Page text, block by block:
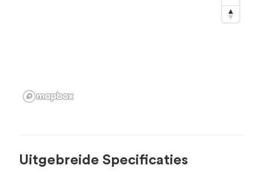
Uitgebreide Specificaties